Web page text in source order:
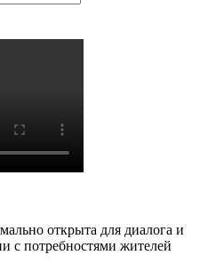
открыта для диалога и
с потребностями жителей